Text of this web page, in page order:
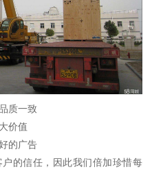
质一致
价值
的广告
的信任，因此我们倍加珍惜每